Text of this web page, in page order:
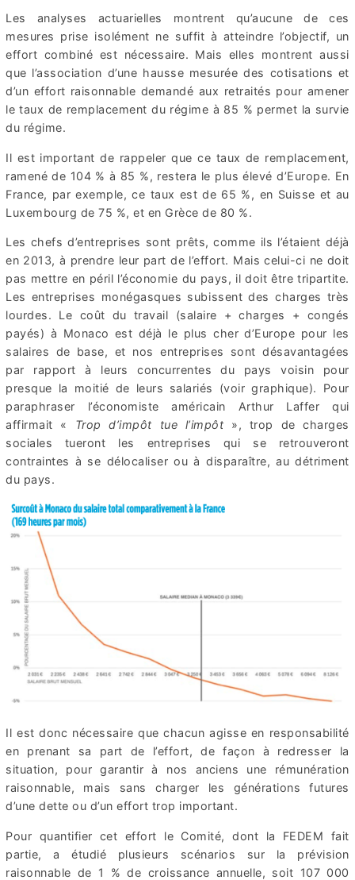
Les analyses actuarielles montrent qu’aucune de ces
mesures prise isolément ne suffit à atteindre l’objectif, un
effort combiné est nécessaire. Mais elles montrent aussi
que l’association d’une hausse mesurée des cotisations et
d’un effort raisonnable demandé aux retraités pour amener
le taux de remplacement du régime à 85 % permet la survie
du régime.
Il est important de rappeler que ce taux de remplacement,
ramené de 104 % à 85 %, restera le plus élevé d’Europe. En
France, par exemple, ce taux est de 65 %, en Suisse et au
Luxembourg de 75 %, et en Grèce de 80 %.
Les chefs d’entreprises sont prêts, comme ils l’étaient déjà
en 2013, à prendre leur part de l’effort. Mais celui-ci ne doit
pas mettre en péril l’économie du pays, il doit être tripartite.
Les entreprises monégasques subissent des charges très
lourdes. Le coût du travail (salaire + charges + congés
payés) à Monaco est déjà le plus cher d’Europe pour les
salaires de base, et nos entreprises sont désavantagées
par rapport à leurs concurrentes du pays voisin pour
presque la moitié de leurs salariés (voir graphique). Pour
paraphraser l’économiste américain Arthur Laffer qui
affirmait « Trop d’impôt tue l’impôt », trop de charges
sociales tueront les entreprises qui se retrouveront
contraintes à se délocaliser ou à disparaître, au détriment
du pays.
Il est donc nécessaire que chacun agisse en responsabilité
en prenant sa part de l’effort, de façon à redresser la
situation, pour garantir à nos anciens une rémunération
raisonnable, mais sans charger les générations futures
d’une dette ou d’un effort trop important.
Pour quantifier cet effort le Comité, dont la FEDEM fait
partie, a étudié plusieurs scénarios sur la prévision
raisonnable de 1 % de croissance annuelle, soit 107 000